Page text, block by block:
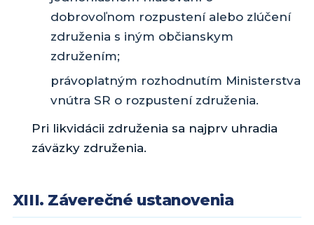
dobrovoľnom rozpustení alebo zlúčení
združenia s iným občianskym
združením;
právoplatným rozhodnutím Ministerstva
vnútra SR o rozpustení združenia.
Pri likvidácii združenia sa najprv uhradia
záväzky združenia.
XIII. Záverečné ustanovenia